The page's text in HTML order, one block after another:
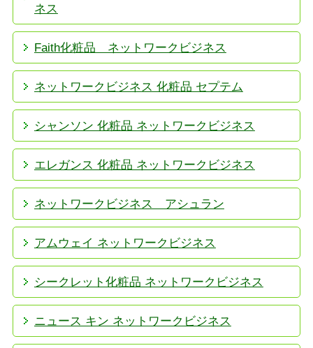
ネス
Faith化粧品 ネットワークビジネス
ネットワークビジネス 化粧品 セプテム
シャンソン 化粧品 ネットワークビジネス
エレガンス 化粧品 ネットワークビジネス
ネットワークビジネス アシュラン
アムウェイ ネットワークビジネス
シークレット化粧品 ネットワークビジネス
ニュース キン ネットワークビジネス